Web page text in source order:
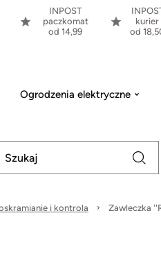
INPOST
paczkomat
od 14,99
kurier
od
Ogrodzenia elektryczne
i kontrola Zawleczka